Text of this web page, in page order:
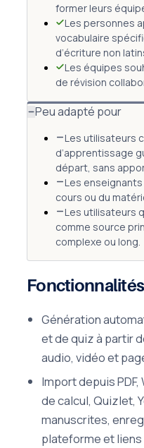
former leurs
Les personnes
vocabulaire
d’écriture non
Les équipes
de révision
Peu adapté pour
Les utilisateurs
d’apprentissage
départ, sans
Les
cours ou du
Les utilisateurs
comme source
complexe ou long.
Génération
et de quiz à partir
audio, vidéo et
Import depuis
de calcul, Quizlet,
manuscrites,
plateforme et